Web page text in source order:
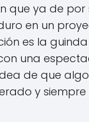
ya de por
en un
es la
una
de que
y siempre